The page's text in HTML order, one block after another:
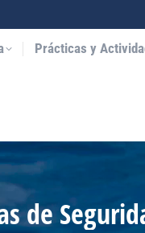
Prácticas y
de